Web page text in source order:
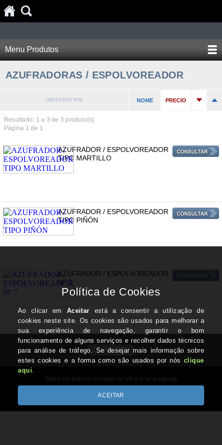
Menu Produtos
AZUFRADORAS / ESPOLVOREADOR
ORDENADO POR: NOME PRECIO
Resultado: 1 a 3 de 3 produto(s)
Página 1 de 1
AZUFRADOR / ESPOLVOREADOR
TIPO MARTILLO
AZUFRADOR / ESPOLVOREADOR
TIPO PIÑÓN
AZUFRADOR / ESPOLVOREADOR
Nº 7
CONTACTOS
Todos los precios incluyen el IVA a la tasa vigente
Desenvolvido por Optimeios